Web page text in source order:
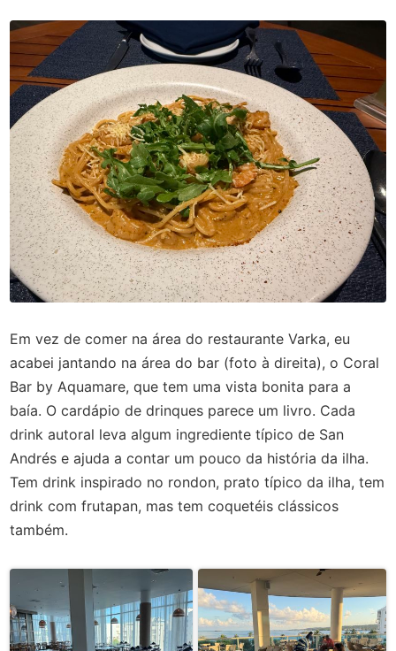
Em vez de comer na área do restaurante Varka, eu
acabei jantando na área do bar (foto à direita), o Coral
Bar by Aquamare, que tem uma vista bonita para a
baía. O cardápio de drinques parece um livro. Cada
drink autoral leva algum ingrediente típico de San
Andrés e ajuda a contar um pouco da história da ilha.
Tem drink inspirado no rondon, prato típico da ilha, tem
drink com frutapan, mas tem coquetéis clássicos
também.